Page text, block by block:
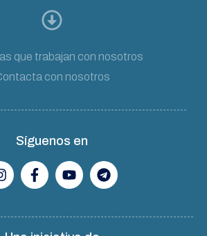
que trabajan con nosotros
con nosotros
Síguenos en